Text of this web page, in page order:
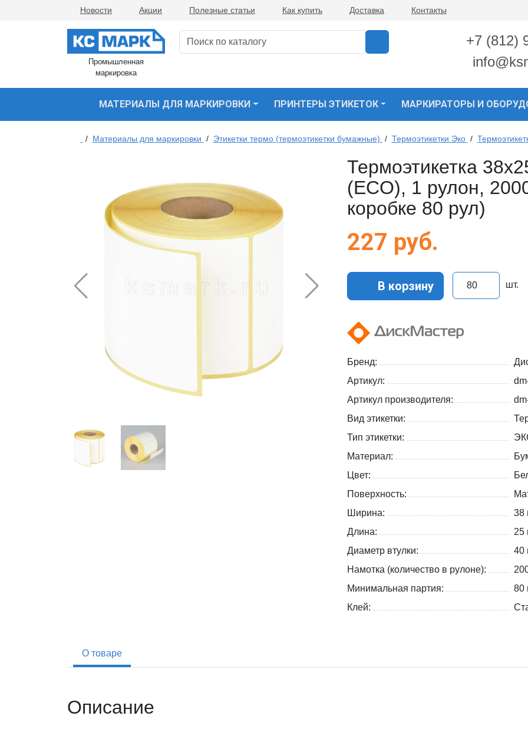
Новости Акции Полезные статьи Как купить Доставка Контакты
Промышленная
маркировка
+7 (812)
МАТЕРИАЛЫ ДЛЯ МАРКИРОВКИ ПРИНТЕРЫ ЭТИКЕТОК МАРКИРАТОРЫ И
/ Материалы для маркировки / Этикетки термо (термоэтикетки бумажные) / Термоэтикетки Эко /
Термоэтикетка
(ECO), 1 рулон,
коробке 80 рул)
227 руб.
В корзину шт.
Бренд:
Артикул:
Артикул производителя:
Вид этикетки:
Тип этикетки:
Материал:
Цвет:
Поверхность:
Ширина:
38
Длина:
25
Диаметр втулки:
40
Намотка (количество в рулоне):
Минимальная партия:
80
Клей:
О товаре
Описание